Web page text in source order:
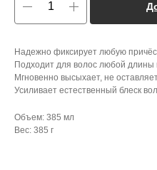
Надежно фиксирует любую
Подходит для волос любой длины
Мгновенно высыхает, не
Усиливает естественный блеск
Объем: 385 мл
Вес: 385 г